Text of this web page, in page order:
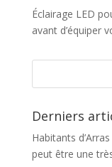
Éclairage LED
avant d’équiper
Derniers
Habitants
peut être une